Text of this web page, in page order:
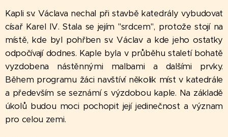
Kapli sv. Václava nechal při stavbě katedrály vybudovat
císař Karel IV. Stala se jejím "srdcem", protože stojí na
místě, kde byl pohřben sv. Václav a kde jeho ostatky
odpočívají dodnes. Kaple byla v průběhu staletí bohatě
vyzdobena nástěnnými malbami a dalšími prvky.
Během programu žáci navštíví několik míst v katedrále
a především se seznámí s výzdobou kaple. Na základě
úkolů budou moci pochopit její jedinečnost a význam
pro celou zemi.